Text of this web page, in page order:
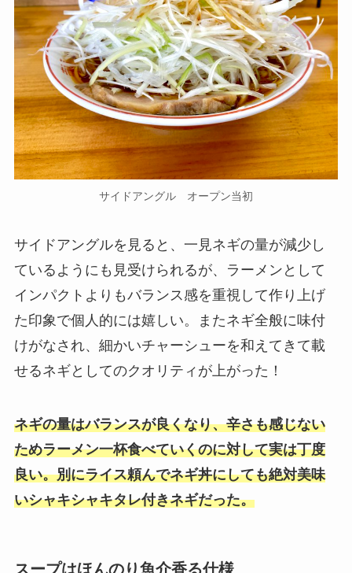
サイドアングル オープン当初
サイドアングルを見ると、一見ネギの量が減少し
ているようにも見受けられるが、ラーメンとして
インパクトよりもバランス感を重視して作り上げ
た印象で個人的には嬉しい。またネギ全般に味付
けがなされ、細かいチャーシューを和えてきて載
せるネギとしてのクオリティが上がった！
ネギの量はバランスが良くなり、辛さも感じない
ためラーメン一杯食べていくのに対して実は丁度
良い。別にライス頼んでネギ丼にしても絶対美味
いシャキシャキタレ付きネギだった。
スープはほんのり魚介香る仕様